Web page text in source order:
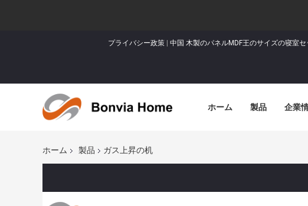
プライバシー政策| 中国 木製のパネルMDF王のサイズの寝室セ
ホーム 製品 企業
ホーム 製品 ガス上昇の机